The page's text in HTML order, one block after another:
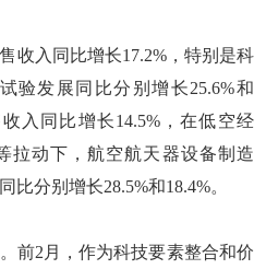
入同比增长17.2%，特别是科
验发展同比分别增长25.6%和
入同比增长14.5%，在低空经
拉动下，航空航天器设备制造
分别增长28.5%和18.4%。
2月，作为科技要素整合和价